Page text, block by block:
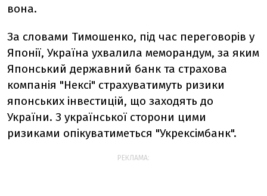
вона.
За словами Тимошенко, під час переговорів у
Японії, Україна ухвалила меморандум, за яким
Японський державний банк та страхова
компанія "Нексі" страхуватимуть ризики
японських інвестицій, що заходять до
України. З української сторони цими
ризиками опікуватиметься "Укрексімбанк".
РЕКЛАМА: